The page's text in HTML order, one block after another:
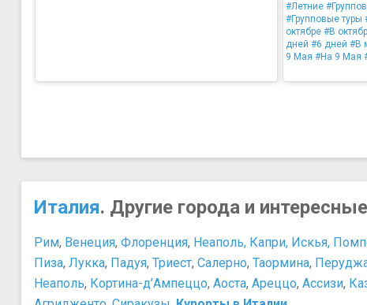
#Летние
#Групповые туры
октябре #В
дней #6 дней #В
9 Мая #На 9 Мая
Италия. Другие города и
Рим, Венеция, Флоренция, Неаполь, Капри, Искья,
Пиза, Лукка, Падуя, Триест, Салерно, Таормина,
Неаполь, Кортина-д’Ампеццо, Аоста, Ареццо, Ассизи,